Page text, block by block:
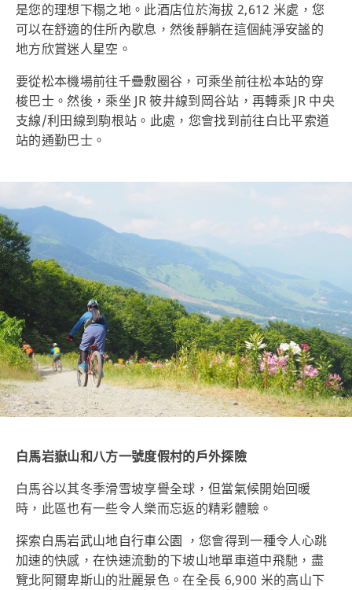
是您的理想下榻之地。此酒店位於海拔 2,612 米處，您
可以在舒適的住所內歇息，然後靜躺在這個純淨安謐的
地方欣賞迷人星空。
要從松本機場前往千疊敷圈谷，可乘坐前往松本站的穿
梭巴士。然後，乘坐 JR 筱井線到岡谷站，再轉乘 JR 中央
支線/利田線到駒根站。此處，您會找到前往白比平索道
站的通勤巴士。
白馬岩嶽山和八方一號度假村的戶外探險
白馬谷以其冬季滑雪坡享譽全球，但當氣候開始回暖
時，此區也有一些令人樂而忘返的精彩體驗。
探索白馬岩武山地自行車公園 ，您會得到一種令人心跳
加速的快感，在快速流動的下坡山地單車道中飛馳，盡
覽北阿爾卑斯山的壯麗景色。在全長 6,900 米的高山下